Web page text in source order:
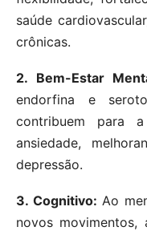
saúde
crônicas.
2. Bem-Estar
endorfina e
contribuem para
ansiedade,
depressão.
3. Cognitivo: Ao
novos movimentos,